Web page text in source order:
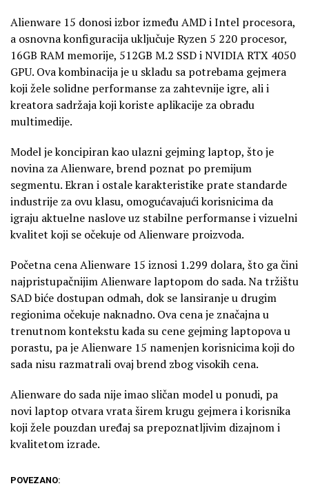
Alienware 15 donosi izbor između AMD i Intel procesora,
a osnovna konfiguracija uključuje Ryzen 5 220 procesor,
16GB RAM memorije, 512GB M.2 SSD i NVIDIA RTX 4050
GPU. Ova kombinacija je u skladu sa potrebama gejmera
koji žele solidne performanse za zahtevnije igre, ali i
kreatora sadržaja koji koriste aplikacije za obradu
multimedije.
Model je koncipiran kao ulazni gejming laptop, što je
novina za Alienware, brend poznat po premijum
segmentu. Ekran i ostale karakteristike prate standarde
industrije za ovu klasu, omogućavajući korisnicima da
igraju aktuelne naslove uz stabilne performanse i vizuelni
kvalitet koji se očekuje od Alienware proizvoda.
Početna cena Alienware 15 iznosi 1.299 dolara, što ga čini
najpristupačnijim Alienware laptopom do sada. Na tržištu
SAD biće dostupan odmah, dok se lansiranje u drugim
regionima očekuje naknadno. Ova cena je značajna u
trenutnom kontekstu kada su cene gejming laptopova u
porastu, pa je Alienware 15 namenjen korisnicima koji do
sada nisu razmatrali ovaj brend zbog visokih cena.
Alienware do sada nije imao sličan model u ponudi, pa
novi laptop otvara vrata širem krugu gejmera i korisnika
koji žele pouzdan uređaj sa prepoznatljivim dizajnom i
kvalitetom izrade.
POVEZANO: